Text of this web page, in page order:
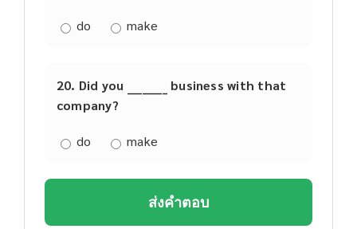
do make
20. Did you ________ business with that
company?
do make
ส่งคำตอบ